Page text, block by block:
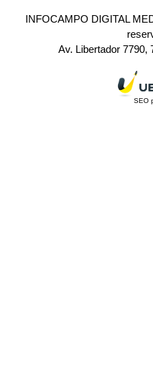
INFOCAMPO DIGITAL
Av. Libertador 7790,
SEO